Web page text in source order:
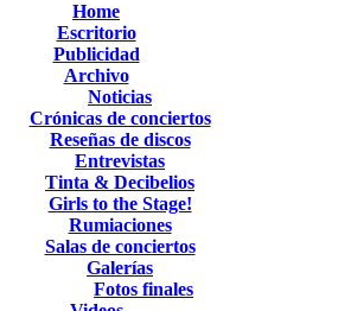
Home
Escritorio
Publicidad
Archivo
Noticias
Crónicas de conciertos
Reseñas de discos
Entrevistas
Tinta & Decibelios
Girls to the Stage!
Rumiaciones
Salas de conciertos
Galerías
Fotos finales